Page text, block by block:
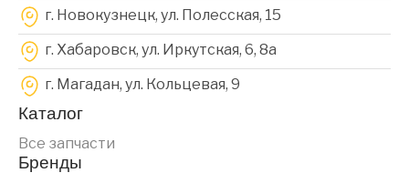
г. Новокузнецк, ул. Полесская, 15
г. Хабаровск, ул. Иркутская, 6, 8a
г. Магадан, ул. Кольцевая, 9
Каталог
Все запчасти
Бренды